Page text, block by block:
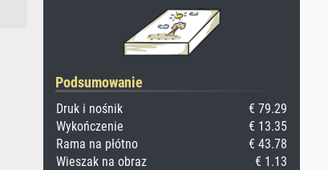
Podsumowanie
Druk i nośnik
€ 79.29
Wykończenie
€ 13.35
Rama na płótno
€ 43.78
Wieszak na obraz
€ 1.13